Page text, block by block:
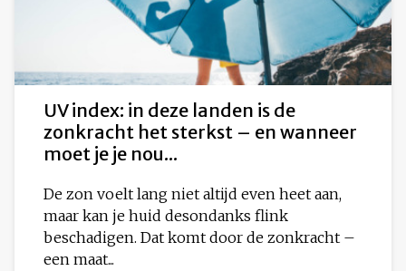
UV index: in deze landen is de
zonkracht het sterkst – en wanneer
moet je je nou...
De zon voelt lang niet altijd even heet aan,
maar kan je huid desondanks flink
beschadigen. Dat komt door de zonkracht –
een maat...